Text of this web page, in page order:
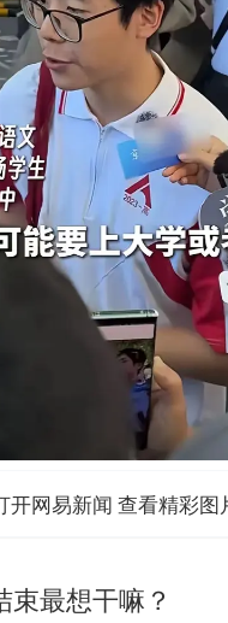
开网易新闻 查看精彩图
束最想干嘛？